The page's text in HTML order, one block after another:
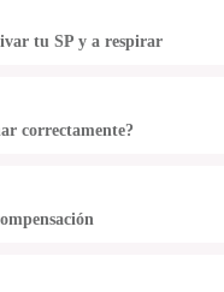
tu SP y a respirar
correctamente?